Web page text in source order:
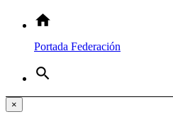
home
Portada Federación
search
×